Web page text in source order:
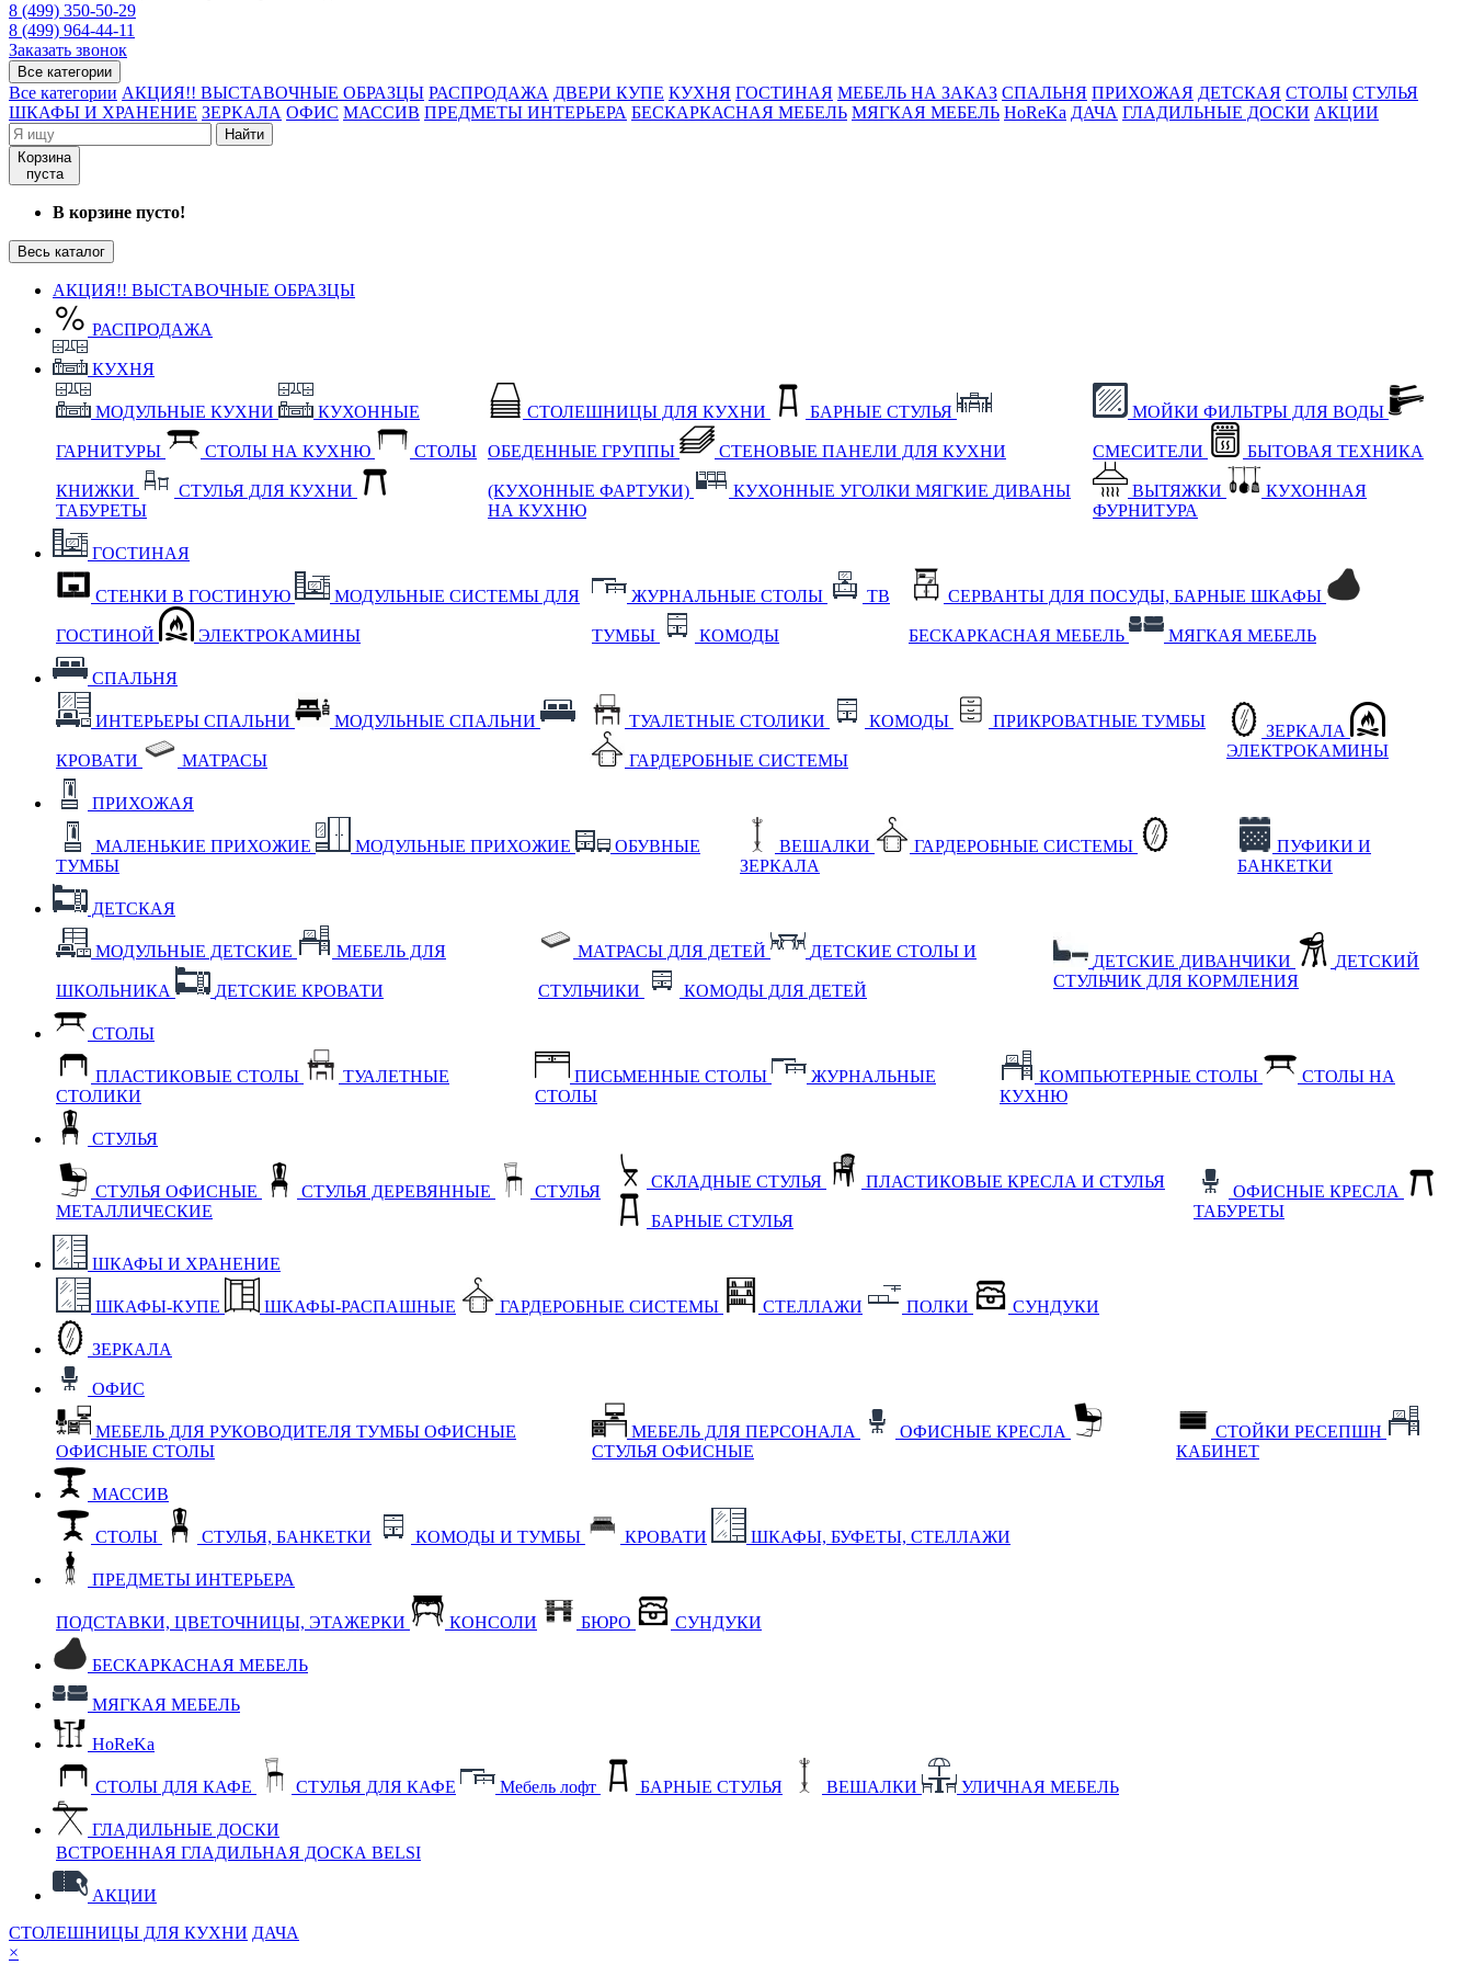
8 (499) 350-50-29
8 (499) 964-44-11
Заказать звонок
Все категории
Все категории АКЦИЯ!! ВЫСТАВОЧНЫЕ ОБРАЗЦЫ РАСПРОДАЖА ДВЕРИ КУПЕ КУХНЯ ГОСТИНАЯ МЕБЕЛЬ НА ЗАКАЗ СПАЛЬНЯ ПРИХОЖАЯ ДЕТСКАЯ СТОЛЫ СТУЛЬЯ
ШКАФЫ И ХРАНЕНИЕ ЗЕРКАЛА ОФИС МАССИВ ПРЕДМЕТЫ ИНТЕРЬЕРА БЕСКАРКАСНАЯ МЕБЕЛЬ МЯГКАЯ МЕБЕЛЬ HoReKa ДАЧА ГЛАДИЛЬНЫЕ ДОСКИ АКЦИИ
Найти
Корзина
пуста
В корзине пусто!
Весь каталог
АКЦИЯ!! ВЫСТАВОЧНЫЕ ОБРАЗЦЫ
РАСПРОДАЖА
КУХНЯ
МОДУЛЬНЫЕ КУХНИ КУХОННЫЕ
ГАРНИТУРЫ СТОЛЫ НА КУХНЮ СТОЛЫ
КНИЖКИ
СТУЛЬЯ ДЛЯ КУХНИ
ТАБУРЕТЫ
СТОЛЕШНИЦЫ ДЛЯ КУХНИ БАРНЫЕ СТУЛЬЯ
ОБЕДЕННЫЕ ГРУППЫ СТЕНОВЫЕ ПАНЕЛИ ДЛЯ КУХНИ
(КУХОННЫЕ ФАРТУКИ) КУХОННЫЕ УГОЛКИ МЯГКИЕ ДИВАНЫ
НА КУХНЮ
МОЙКИ ФИЛЬТРЫ ДЛЯ ВОДЫ
СМЕСИТЕЛИ БЫТОВАЯ ТЕХНИКА
ВЫТЯЖКИ
КУХОННАЯ
ФУРНИТУРА
ГОСТИНАЯ
СТЕНКИ В ГОСТИНУЮ МОДУЛЬНЫЕ СИСТЕМЫ ДЛЯ
ГОСТИНОЙ ЭЛЕКТРОКАМИНЫ
ЖУРНАЛЬНЫЕ СТОЛЫ ТВ
ТУМБЫ КОМОДЫ
СЕРВАНТЫ ДЛЯ ПОСУДЫ, БАРНЫЕ ШКАФЫ
БЕСКАРКАСНАЯ МЕБЕЛЬ МЯГКАЯ МЕБЕЛЬ
СПАЛЬНЯ
ИНТЕРЬЕРЫ СПАЛЬНИ МОДУЛЬНЫЕ СПАЛЬНИ
КРОВАТИ МАТРАСЫ
ТУАЛЕТНЫЕ СТОЛИКИ КОМОДЫ ПРИКРОВАТНЫЕ ТУМБЫ
ГАРДЕРОБНЫЕ СИСТЕМЫ
ЗЕРКАЛА
ЭЛЕКТРОКАМИНЫ
ПРИХОЖАЯ
МАЛЕНЬКИЕ ПРИХОЖИЕ МОДУЛЬНЫЕ ПРИХОЖИЕ
ОБУВНЫЕ
ТУМБЫ
ВЕШАЛКИ
ГАРДЕРОБНЫЕ СИСТЕМЫ
ЗЕРКАЛА
ПУФИКИ И
БАНКЕТКИ
ДЕТСКАЯ
МОДУЛЬНЫЕ ДЕТСКИЕ МЕБЕЛЬ ДЛЯ
ШКОЛЬНИКА ДЕТСКИЕ КРОВАТИ
МАТРАСЫ ДЛЯ ДЕТЕЙ ДЕТСКИЕ СТОЛЫ И
СТУЛЬЧИКИ КОМОДЫ ДЛЯ ДЕТЕЙ
ДЕТСКИЕ ДИВАНЧИКИ
ДЕТСКИЙ
СТУЛЬЧИК ДЛЯ КОРМЛЕНИЯ
СТОЛЫ
ПЛАСТИКОВЫЕ СТОЛЫ
ТУАЛЕТНЫЕ
СТОЛИКИ
ПИСЬМЕННЫЕ СТОЛЫ
ЖУРНАЛЬНЫЕ
СТОЛЫ
КОМПЬЮТЕРНЫЕ СТОЛЫ
СТОЛЫ НА
КУХНЮ
СТУЛЬЯ
СТУЛЬЯ ОФИСНЫЕ СТУЛЬЯ ДЕРЕВЯННЫЕ
СТУЛЬЯ
МЕТАЛЛИЧЕСКИЕ
СКЛАДНЫЕ СТУЛЬЯ ПЛАСТИКОВЫЕ КРЕСЛА И СТУЛЬЯ
БАРНЫЕ СТУЛЬЯ
ОФИСНЫЕ КРЕСЛА
ТАБУРЕТЫ
ШКАФЫ И ХРАНЕНИЕ
ШКАФЫ-КУПЕ ШКАФЫ-РАСПАШНЫЕ ГАРДЕРОБНЫЕ СИСТЕМЫ СТЕЛЛАЖИ ПОЛКИ СУНДУКИ
ЗЕРКАЛА
ОФИС
МЕБЕЛЬ ДЛЯ РУКОВОДИТЕЛЯ ТУМБЫ ОФИСНЫЕ
ОФИСНЫЕ СТОЛЫ
МЕБЕЛЬ ДЛЯ ПЕРСОНАЛА
ОФИСНЫЕ КРЕСЛА
СТУЛЬЯ ОФИСНЫЕ
СТОЙКИ РЕСЕПШН
КАБИНЕТ
МАССИВ
СТОЛЫ СТУЛЬЯ, БАНКЕТКИ КОМОДЫ И ТУМБЫ КРОВАТИ ШКАФЫ, БУФЕТЫ, СТЕЛЛАЖИ
ПРЕДМЕТЫ ИНТЕРЬЕРА
ПОДСТАВКИ, ЦВЕТОЧНИЦЫ, ЭТАЖЕРКИ КОНСОЛИ БЮРО СУНДУКИ
БЕСКАРКАСНАЯ МЕБЕЛЬ
МЯГКАЯ МЕБЕЛЬ
HoReKa
СТОЛЫ ДЛЯ КАФЕ СТУЛЬЯ ДЛЯ КАФЕ Мебель лофт БАРНЫЕ СТУЛЬЯ ВЕШАЛКИ УЛИЧНАЯ МЕБЕЛЬ
ГЛАДИЛЬНЫЕ ДОСКИ
ВСТРОЕННАЯ ГЛАДИЛЬНАЯ ДОСКА BELSI
АКЦИИ
СТОЛЕШНИЦЫ ДЛЯ КУХНИ ДАЧА
×